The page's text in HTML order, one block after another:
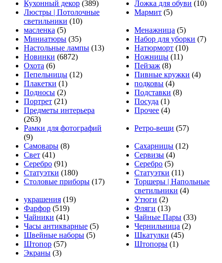
Кухонный декор (389) Ложка для обуви (10)
Люстры | Потолочные
светильники (10)
Мармит (5)
масленка (5) Менажница (5)
Миниатюры (35) Набор для уборки (7)
Настольные лампы (13) Натюрморт (10)
Новинки (6872) Ножницы (11)
Охота (6) Пейзаж (8)
Пепельницы (12) Пивные кружки (4)
Плакетки (1) подковы (4)
Подносы (2) Подставки (8)
Портрет (21) Посуда (1)
Предметы интерьера
(263)
Прочее (4)
Рамки для фотографий
(9)
Ретро-вещи (57)
Самовары (8) Сахарницы (12)
Свет (41) Сервизы (4)
Серебро (91) Серебро (5)
Статуэтки (180) Статуэтки (11)
Столовые приборы (17)
Торшеры | Напольные
светильники (4)
украшения (19) Утюги (2)
Фарфор (519) Фляги (13)
Чайники (41) Чайные Пары (33)
Часы антикварные (5) Чернильница (2)
Швейные наборы (5) Шкатулки (45)
Штопор (57) Штопоры (1)
Экраны (3)